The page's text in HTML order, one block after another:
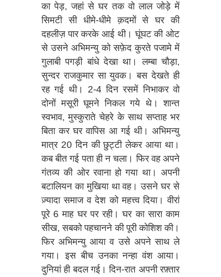
का पेड़, जहां से घर तक वो लाल जोड़े में
सिमटी सी धीमे-धीमे क़दमों से घर की
दहलीज़ पार करके आई थी। घूंघट की ओट
से उसने अभिमन्यु को सफ़ेद कुरते पजामे में
गुलाबी पगड़ी बांधे देखा था। लम्बा चौड़ा,
सुन्दर राजकुमार सा युवक। बस देखते ही
रह गई थी। 2-4 दिन रसमें निभाकर वो
दोनों मसूरी घूमने निकल गये थे। शान्त
स्वभाव, मुस्कुराते चेहरे के साथ सप्ताह भर
बिता कर घर वापिस आ गई थी। अभिमन्यु
मात्र 20 दिन की छुट्टी लेकर आया था।
कब बीत गई पता ही न चला। फिर वह अपने
गंतव्य की ओर रवाना हो गया था। अपनी
बटालियन का मुखिया था वह। उसने घर से
ज़्यादा समाज व देश को महत्त्व दिया। वीरां
पूरे 6 माह घर पर रही। घर का सारा काम
सीख, सबको पहचानने की पूरी कोशिश की।
फिर अभिमन्यु आया व उसे अपने साथ ले
गया। इस बीच उनका नन्हा वंश आया।
दुनियां ही बदल गई। दिन-रात अपनी रफ़्तार